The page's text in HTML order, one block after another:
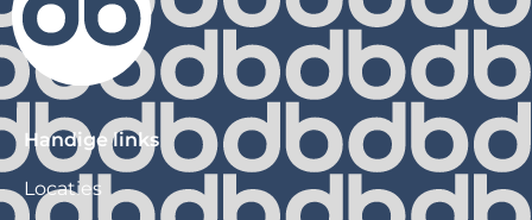
Handige links
Locaties